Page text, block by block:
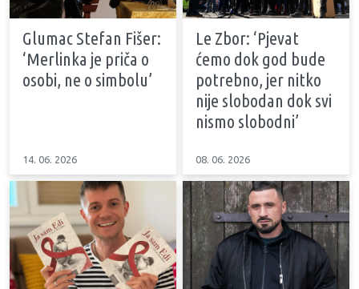
Glumac Stefan Fišer:
‘Merlinka je priča o
osobi, ne o simbolu’
14. 06. 2026
Le Zbor: ‘Pjevat
ćemo dok god bude
potrebno, jer nitko
nije slobodan dok svi
nismo slobodni’
08. 06. 2026